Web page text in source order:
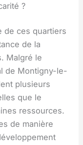
?
de ces quartiers
de la
Malgré le
de Montigny-le-
plusieurs
que le
ressources.
de manière